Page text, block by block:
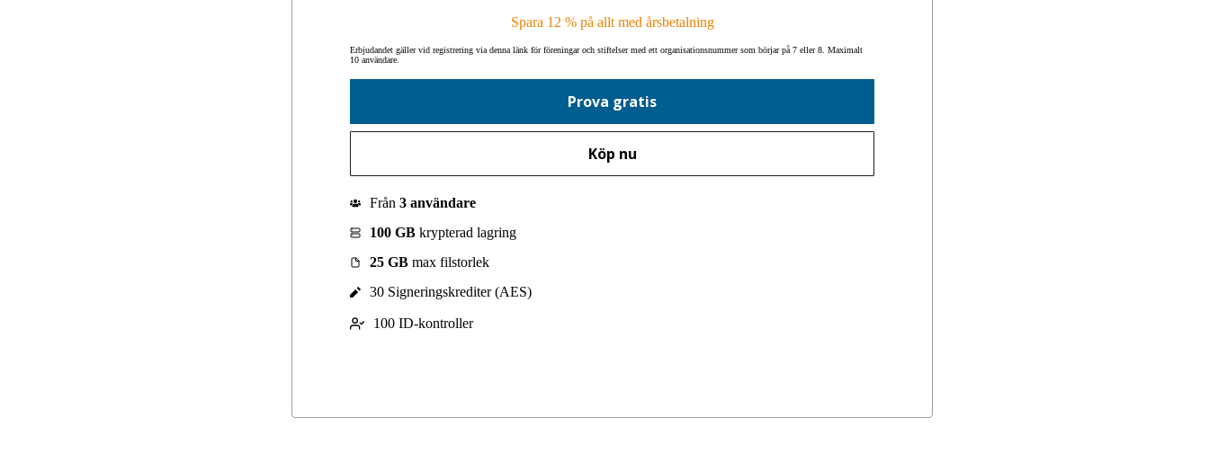
Spara 12 % på allt med årsbetalning
Erbjudandet gäller vid registrering via denna länk för föreningar och stiftelser med ett organisationsnummer som börjar på 7 eller 8. Maximalt
10 användare.
Prova gratis
Köp nu
Från3 användare
100 GBkrypterad lagring
25 GBmax filstorlek
30 Signeringskrediter (AES)
100 ID-kontroller